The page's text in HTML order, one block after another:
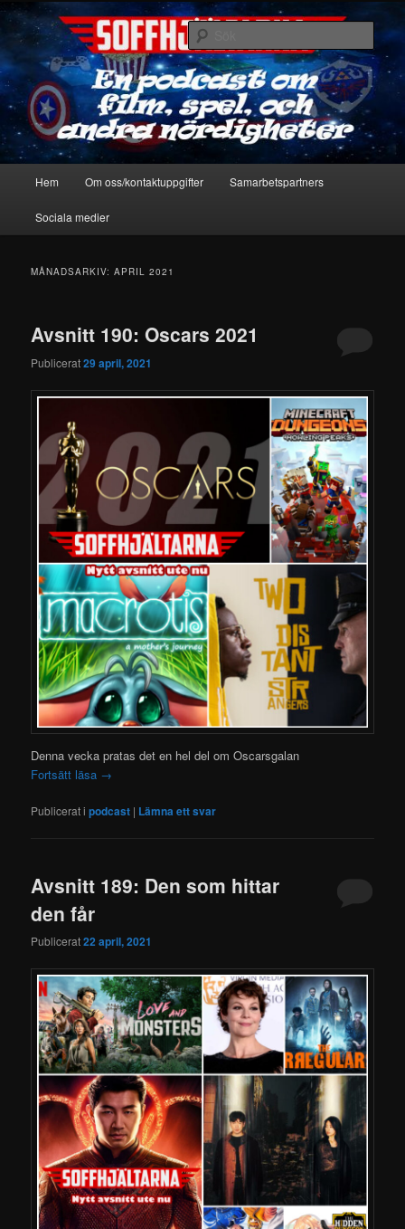
Hoppa
primärt
innehåll
Hoppa
sekundärt
innehållSoffhjältarna
En podcast om film, spel & andra nördigheter
Sök
Hem Om oss/kontaktuppgifter Samarbetspartners
Sociala medier
MÅNADSARKIV:APRIL 2021
Avsnitt 190: Oscars 2021
Publicerat29 april, 2021
Denna vecka pratas det en hel del om Oscarsgalan
Fortsätt läsa →
Publicerat i podcast | Lämna ett svar
Avsnitt 189: Den som hittar
den får
Publicerat22 april, 2021